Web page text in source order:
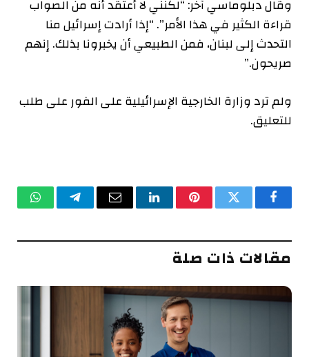
وقال دبلوماسي آخر: “لكنني لا أعتقد أنه من الصواب
قراءة الكثير في هذا الأمر”. “إذا أرادت إسرائيل منا
التحدث إلى لبنان، فمن الطبيعي أن يخبرونا بذلك. إنهم
صريحون.”
ولم ترد وزارة الخارجية الإسرائيلية على الفور على طلب
للتعليق.
فيسبوكتويتر بينتيريستلينكدإنالبريد تيلقرام
مقالات ذات صلة